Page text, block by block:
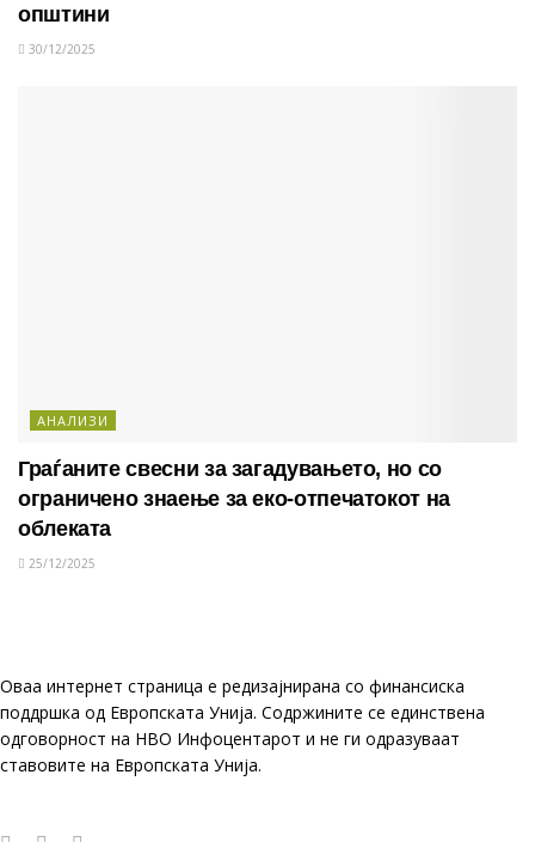
општини
30/12/2025
АНАЛИЗИ
Граѓаните свесни за загадувањето, но со
ограничено знаење за еко-отпечатокот на
облеката
25/12/2025
Оваа интернет страница е редизајнирана со финансиска
поддршка од Европската Унија. Содржините се единствена
одговорност на НВО Инфоцентарот и не ги одразуваат
ставовите на Европската Унија.